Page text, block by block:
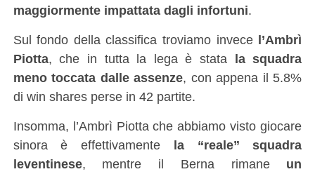
maggiormente impattata dagli infortuni.
Sul fondo della classifica troviamo invece l’Ambrì
Piotta, che in tutta la lega è stata la squadra
meno toccata dalle assenze, con appena il 5.8%
di win shares perse in 42 partite.
Insomma, l’Ambrì Piotta che abbiamo visto giocare
sinora è effettivamente la “reale” squadra
leventinese, mentre il Berna rimane un